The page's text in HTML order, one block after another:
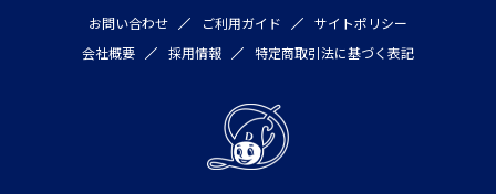
お問い合わせ ご利用ガイド
サイトポリシー
会社概要
採用情報 特定商取引法に基づく表記